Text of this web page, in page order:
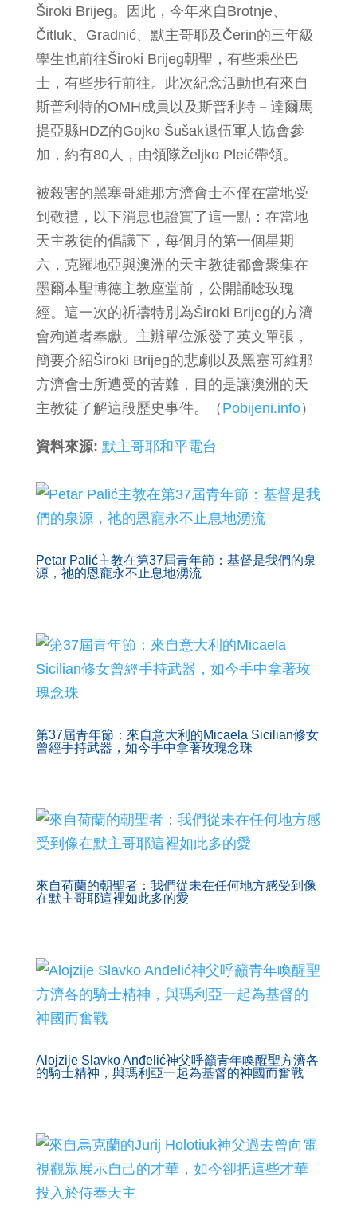
Široki Brijeg。因此，今年來自Brotnje、
Čitluk、Gradnić、默主哥耶及Čerin的三年級
學生也前往Široki Brijeg朝聖，有些乘坐巴
士，有些步行前往。此次紀念活動也有來自
斯普利特的OMH成員以及斯普利特－達爾馬
提亞縣HDZ的Gojko Šušak退伍軍人協會參
加，約有80人，由領隊Željko Pleić帶領。
被殺害的黑塞哥維那方濟會士不僅在當地受
到敬禮，以下消息也證實了這一點：在當地
天主教徒的倡議下，每個月的第一個星期
六，克羅地亞與澳洲的天主教徒都會聚集在
墨爾本聖博德主教座堂前，公開誦唸玫瑰
經。這一次的祈禱特別為Široki Brijeg的方濟
會殉道者奉獻。主辦單位派發了英文單張，
簡要介紹Široki Brijeg的悲劇以及黑塞哥維那
方濟會士所遭受的苦難，目的是讓澳洲的天
主教徒了解這段歷史事件。（ Pobijeni.info）
資料來源: 默主哥耶和平電台
Petar Palić主教在第37屆青年節：基督是我們的泉
源，祂的恩寵永不止息地湧流
第37屆青年節：來自意大利的Micaela Sicilian修女
曾經手持武器，如今手中拿著玫瑰念珠
來自荷蘭的朝聖者：我們從未在任何地方感受到像
在默主哥耶這裡如此多的愛
Alojzije Slavko Anđelić神父呼籲青年喚醒聖方濟各
的騎士精神，與瑪利亞一起為基督的神國而奮戰